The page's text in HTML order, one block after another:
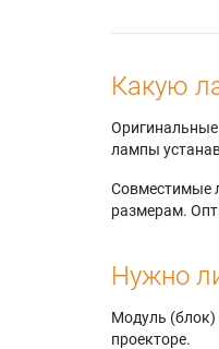
Какую
Оригинальные
лампы
Совместимые
размерам.
Нужно
Модуль (блок)
проекторе.